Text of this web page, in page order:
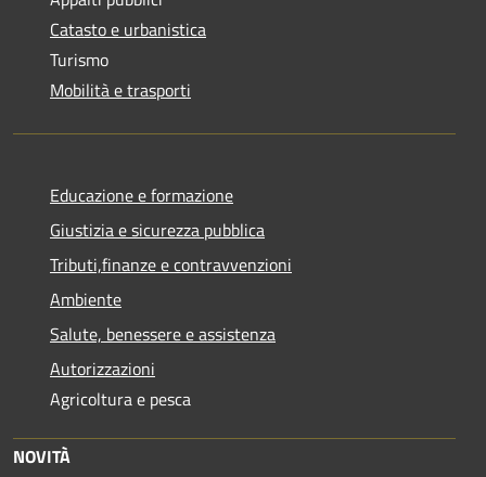
Catasto e urbanistica
Turismo
Mobilità e trasporti
Educazione e formazione
Giustizia e sicurezza pubblica
Tributi,finanze e contravvenzioni
Ambiente
Salute, benessere e assistenza
Autorizzazioni
Agricoltura e pesca
NOVITÀ